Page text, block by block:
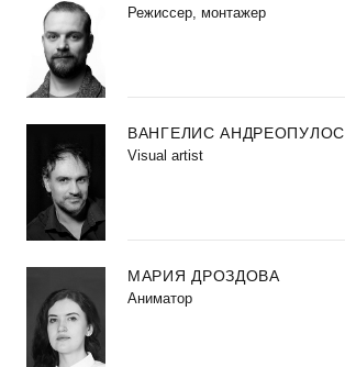
Режиссер, монтажер
ВАНГЕЛИС АНДРЕОПУЛОС
Visual artist
МАРИЯ ДРОЗДОВА
Аниматор